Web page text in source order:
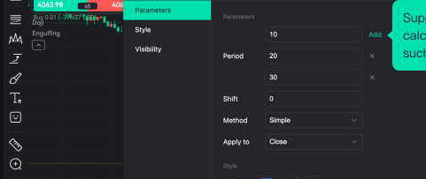
평균 변동성: Points(0.03%)